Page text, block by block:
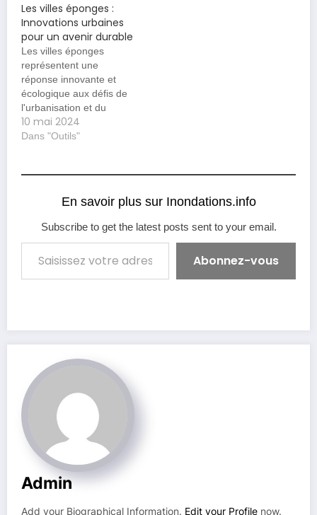
repenser ses espaces
urbains. Ce modèle, qui a
vu le jour en Chine au
début des années 2000,
vise à rendre les villes…
Les villes éponges :
Innovations urbaines
pour un avenir durable
Les villes éponges
représentent une
réponse innovante et
écologique aux défis de
l'urbanisation et du
changement climatique.
Ces villes, qui intègrent
eaux pluviales, visent à
purifier l'eau et
augmenter les espaces
verts urbains. Qu'est-ce
Une ville éponge…
10 mai 2024
Dans "Outils"
En savoir plus sur Inondations.info
Subscribe to get the latest posts sent to your email.
Saisissez votre adresse e-mail…
Abonnez-vous
Admin
Add your Biographical Information. Edit your Profile now.